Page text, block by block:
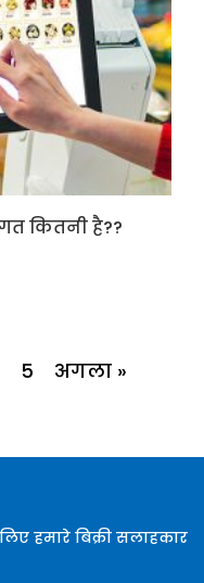
कितनी है??
5 अगला »
हमारे बिक्री सलाहकार